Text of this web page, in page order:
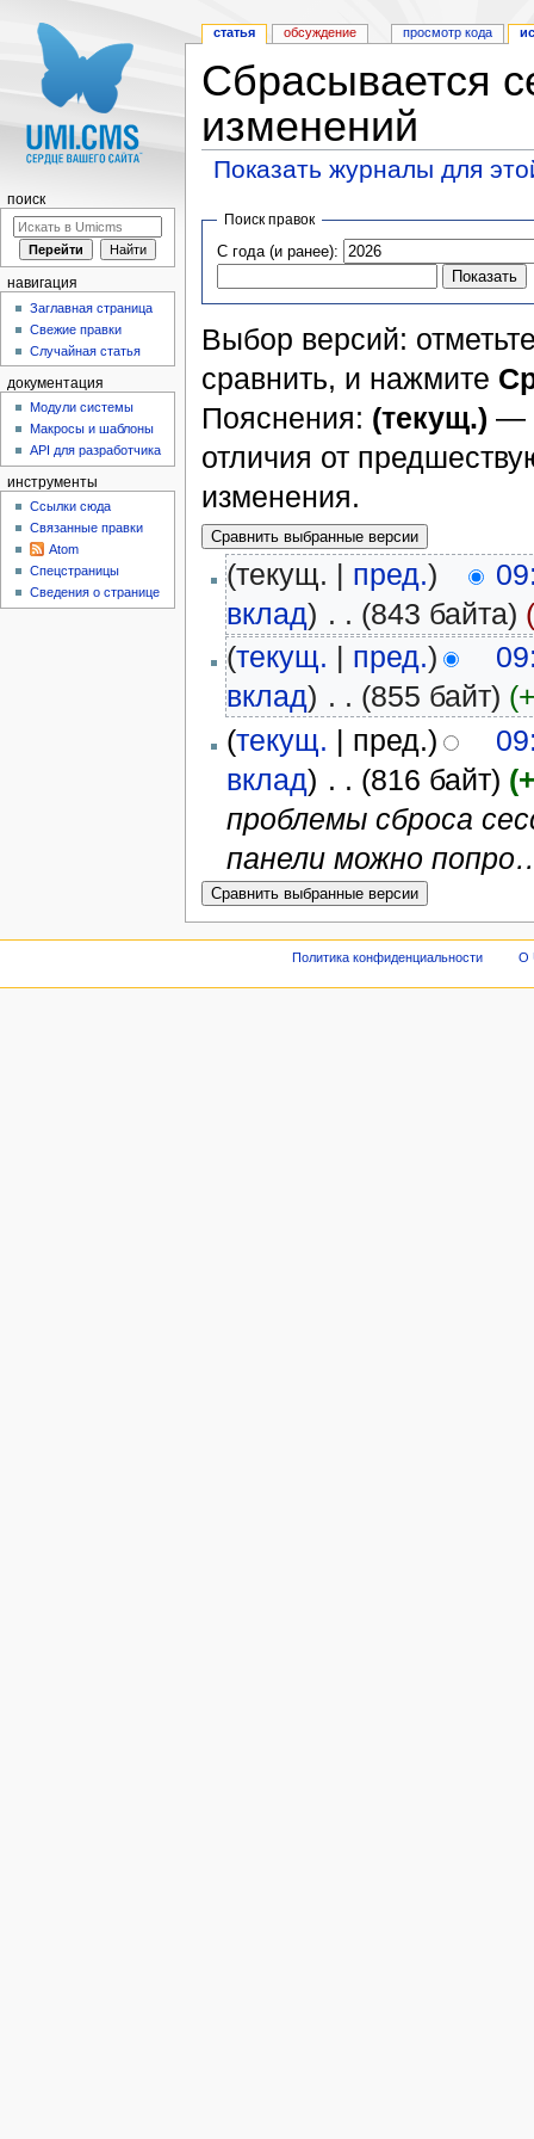
Сбрасывается
изменений
Показать журналы для
Поиск правок
С года (и ранее):
Выбор версий:
сравнить, и нажмите
Пояснения: (текущ.) —
отличия от
изменения.
(текущ. | пред.)
вклад) . . (843 байта)
(текущ. | пред.)
вклад) . . (855 байт)
(текущ. | пред.)
вклад) . . (816 байт)
проблемы сброса
панели можно
статья обсуждение просмотр кода
поиск
навигация
Заглавная страница
Свежие правки
Случайная статья
документация
Модули системы
Макросы и шаблоны
API для разработчика
инструменты
Ссылки сюда
Связанные правки
Atom
Спецстраницы
Сведения о странице
Политика конфиденциальности О